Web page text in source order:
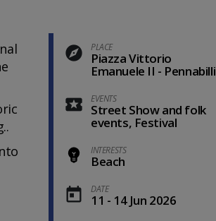
PLACE
Piazza Vittorio
Emanuele II - Pennabilli
EVENTS
Street Show and folk
events, Festival
INTERESTS
Beach
DATE
11 - 14 Jun 2026